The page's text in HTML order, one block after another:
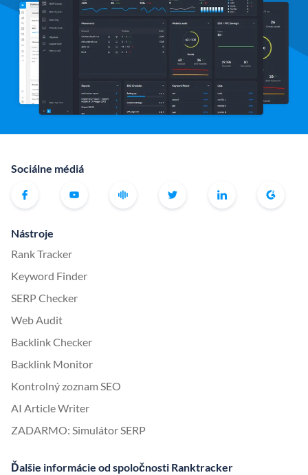
Sociálne médiá
Nástroje
Rank Tracker
Keyword Finder
SERP Checker
Web Audit
Backlink Checker
Backlink Monitor
Kontrolný zoznam SEO
AI Article Writer
ZADARMO: Simulátor SERP
Ďalšie informácie od spoločnosti Ranktracker